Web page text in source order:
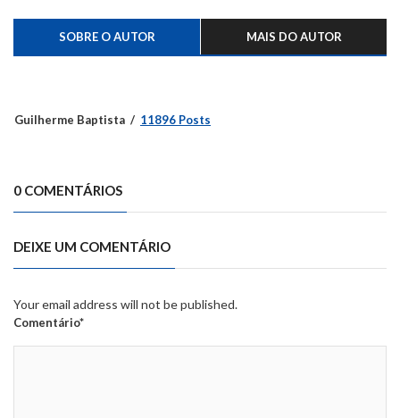
SOBRE O AUTOR MAIS DO AUTOR
Guilherme Baptista 11896 Posts
0 COMENTÁRIOS
DEIXE UM COMENTÁRIO
Your email address will not be published.
Comentário*